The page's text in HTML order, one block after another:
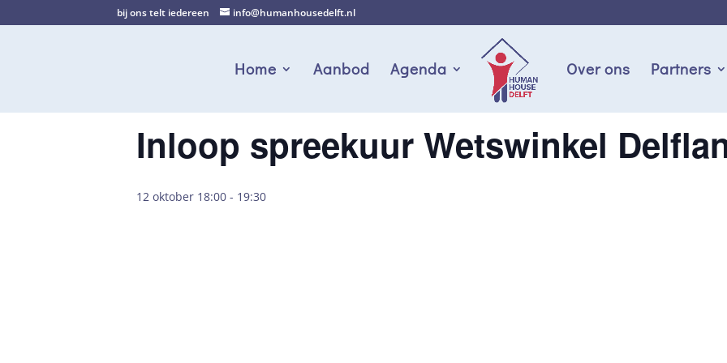
bij ons telt iedereen info@humanhousedelft.nl
Home Aanbod Agenda Over ons Partners
Inloop spreekuur Wetswinkel
12 oktober 18:00 - 19:30